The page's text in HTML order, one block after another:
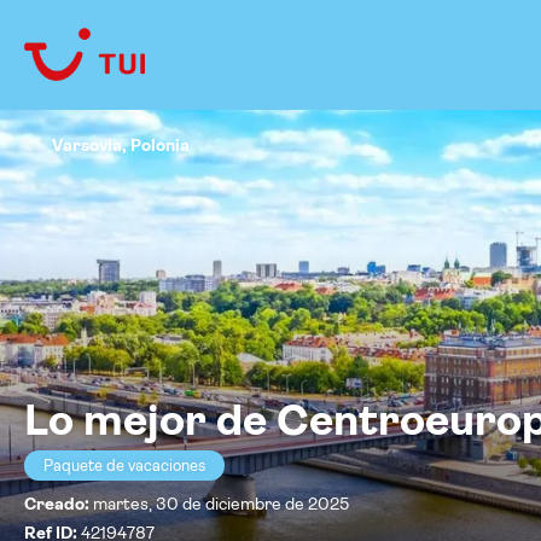
Lo mejor de
Paquete de vacaciones
Creado: martes, 30 de diciembre de 2025
Ref ID:42194787
Varsovia, Polonia